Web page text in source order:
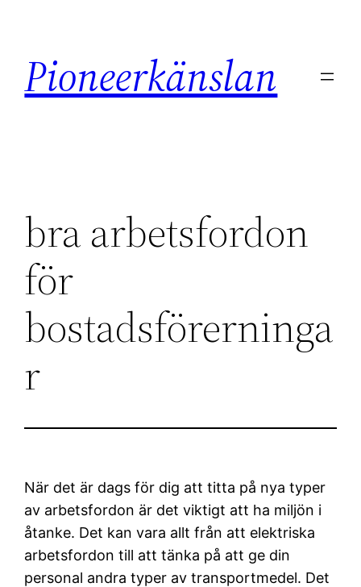
innehåll
Pioneerkänslan
bra arbetsfordon
för
bostadsförerninga
r
När det är dags för dig att titta på nya typer
av arbetsfordon är det viktigt att ha miljön i
åtanke. Det kan vara allt från att elektriska
arbetsfordon till att tänka på att ge din
personal andra typer av transportmedel. Det